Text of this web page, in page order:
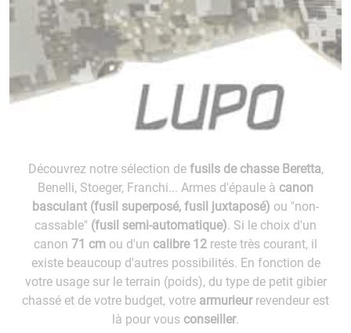
Découvrez notre sélection de fusils de chasse Beretta,
Benelli, Stoeger, Franchi... Armes d'épaule à canon
basculant (fusil superposé, fusil juxtaposé) ou "non-
cassable" (fusil semi-automatique). Si le choix d'un
canon 71 cm ou d'un calibre 12 reste très courant, il
existe beaucoup d'autres possibilités. En fonction de
votre usage sur le terrain (poids), du type de petit gibier
chassé et de votre budget, votre armurieurrevendeur est
là pour vous conseiller.